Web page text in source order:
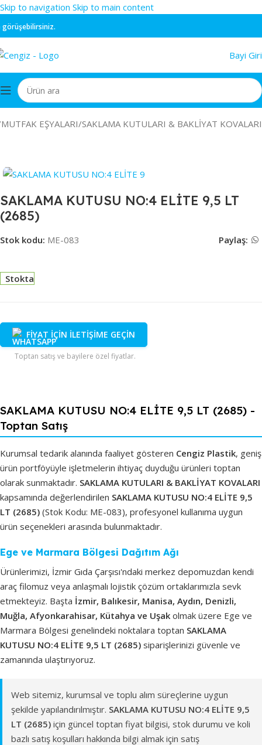
Skip to navigation Skip to main content
Bayi
MUTFAK EŞYALARI/SAKLAMA KUTULARI & BAKLİYAT KOVALARI
SAKLAMA KUTUSU NO:4 ELİTE 9,5 LT
(2685)
Stok kodu: ME-083 Paylaş:
Stokta
FİYAT İÇİN İLETİŞİME GEÇİN
Toptan satış ve bayilere özel fiyatlar.
SAKLAMA KUTUSU NO:4 ELİTE 9,5 LT (2685) -
Toptan Satış
Kurumsal tedarik alanında faaliyet gösteren Cengiz Plastik, geniş
ürün portföyüyle işletmelerin ihtiyaç duyduğu ürünleri toptan
olarak sunmaktadır. SAKLAMA KUTULARI & BAKLİYAT KOVALARI
kapsamında değerlendirilen SAKLAMA KUTUSU NO:4 ELİTE 9,5
LT (2685) (Stok Kodu: ME-083), profesyonel kullanıma uygun
ürün seçenekleri arasında bulunmaktadır.
Ege ve Marmara Bölgesi Dağıtım Ağı
Ürünlerimizi, İzmir Gıda Çarşısı'ndaki merkez depomuzdan kendi
araç filomuz veya anlaşmalı lojistik çözüm ortaklarımızla sevk
etmekteyiz. Başta İzmir, Balıkesir, Manisa, Aydın, Denizli,
Muğla, Afyonkarahisar, Kütahya ve Uşak olmak üzere Ege ve
Marmara Bölgesi genelindeki noktalara toptan SAKLAMA
KUTUSU NO:4 ELİTE 9,5 LT (2685) siparişlerinizi güvenle ve
zamanında ulaştırıyoruz.
Web sitemiz, kurumsal ve toplu alım süreçlerine uygun
şekilde yapılandırılmıştır. SAKLAMA KUTUSU NO:4 ELİTE 9,5
LT (2685) için güncel toptan fiyat bilgisi, stok durumu ve koli
bazlı satış koşulları hakkında bilgi almak için satış